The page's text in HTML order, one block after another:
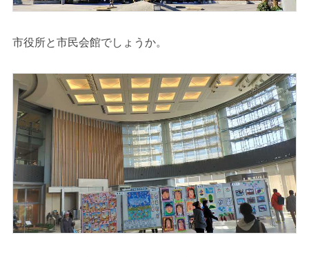
市役所と市民会館でしょうか。